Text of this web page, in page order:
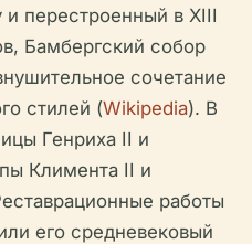
перестроенный в XIII
Бамбергский собор
сочетание
стилей (Wikipedia). В
Генриха II и
Климента II и
работы
его средневековый